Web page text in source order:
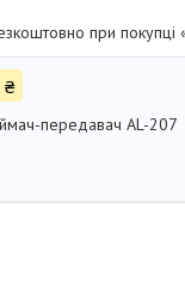
при
₴
передавач AL-207